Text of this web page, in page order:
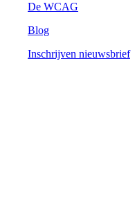
De WCAG
Blog
Inschrijven nieuwsbrief